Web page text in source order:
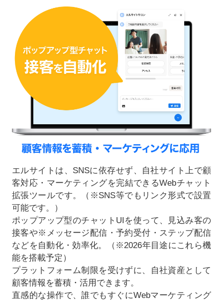
エルサイトは、SNSに依存せず、自社サイト上で顧
客対応・マーケティングを完結できるWebチャット
拡張ツールです。（※SNS等でもリンク形式で設置
可能です。）
ポップアップ型のチャットUIを使って、見込み客の
接客や※メッセージ配信・予約受付・ステップ配信
などを自動化・効率化。（※2026年目途にこれら機
能を搭載予定）
プラットフォーム制限を受けずに、自社資産として
顧客情報を蓄積・活用できます。
直感的な操作で、誰でもすぐにWebマーケティング